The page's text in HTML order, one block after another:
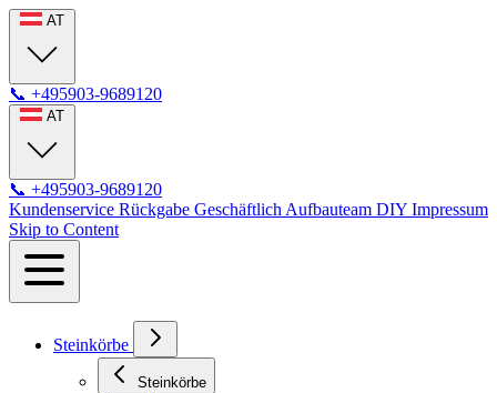
AT
📞 +495903-9689120
AT
📞 +495903-9689120
Kundenservice Rückgabe Geschäftlich Aufbauteam DIY Impressum
Skip to Content
Steinkörbe
Steinkörbe